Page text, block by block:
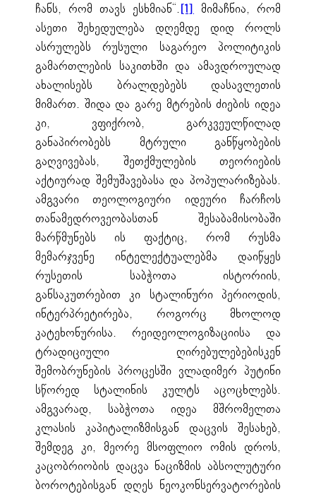
ჩანს, რომ თავს ესხმიან“. [1]
მიმაჩნია, რომ
ასეთი შეხედულება დღემდე დიდ როლს
ასრულებს რუსული საგარეო პოლიტიკის
გამართლების საკითხში და ამავდროულად
ახალისებს ბრალდებებს დასავლეთის
მიმართ. შიდა და გარე მტრების ძიების იდეა
კი, ვფიქრობ, გარკვეულწილად
განაპირობებს მტრული განწყობების
გაღვივებას, შეთქმულების თეორიების
აქტიურად შემუშავებასა და პოპულარიზებას.
ამგვარი თეოლოგიური იდეური ჩარჩოს
თანამედროვეობასთან შესაბამისობაში
მარწმუნებს ის ფაქტიც, რომ რუსმა
მემარჯვენე ინტელექტუალებმა დაიწყეს
რუსეთის საბჭოთა ისტორიის,
განსაკუთრებით კი სტალინური პერიოდის,
ინტერპრეტირება, როგორც მხოლოდ
კატეხონურისა. რეიდეოლოგიზაციისა და
ტრადიციული ღირებულებებისკენ
შემობრუნების პროცესში ვლადიმერ პუტინი
სწორედ სტალინის კულტს აცოცხლებს.
ამგვარად, საბჭოთა იდეა მშრომელთა
კლასის კაპიტალიზმისგან დაცვის შესახებ,
შემდეგ კი, მეორე მსოფლიო ომის დროს,
კაცობრიობის დაცვა ნაციზმის აბსოლუტური
ბოროტებისგან დღეს ნეოკონსერვატორების